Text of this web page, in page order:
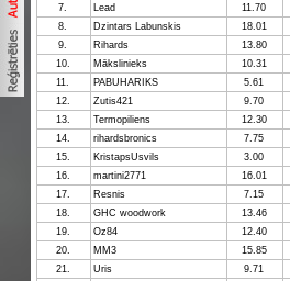
7.
Lead 11.70
8.
Dzintars Labunskis 18.01
9.
Rihards 13.80
10.
Mākslinieks 10.31
11.
PABUHARIKS 5.61
12.
Zutis421 9.70
13.
Termopiliens 12.30
14.
rihardsbronics 7.75
15.
KristapsUsvils 3.00
16.
martini2771 16.01
17.
Resnis 7.15
18.
GHC woodwork 13.46
19.
Oz84 12.40
20.
MM3 15.85
21.
Uris 9.71